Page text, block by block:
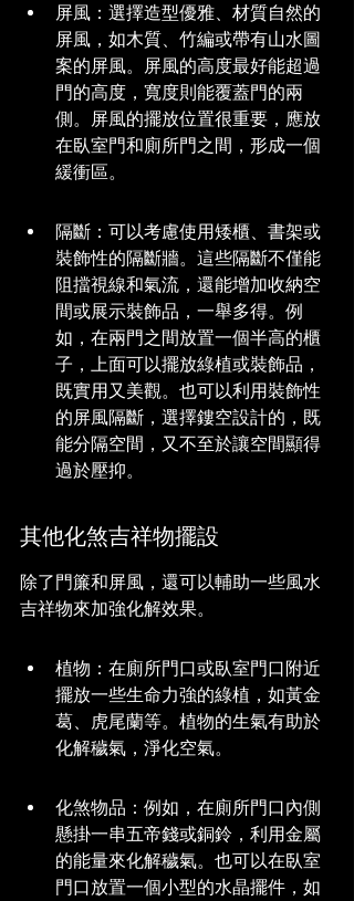
屏風：選擇造型優雅、材質自然的
屏風，如木質、竹編或帶有山水圖
案的屏風。屏風的高度最好能超過
門的高度，寬度則能覆蓋門的兩
側。屏風的擺放位置很重要，應放
在臥室門和廁所門之間，形成一個
緩衝區。
隔斷：可以考慮使用矮櫃、書架或
裝飾性的隔斷牆。這些隔斷不僅能
阻擋視線和氣流，還能增加收納空
間或展示裝飾品，一舉多得。例
如，在兩門之間放置一個半高的櫃
子，上面可以擺放綠植或裝飾品，
既實用又美觀。也可以利用裝飾性
的屏風隔斷，選擇鏤空設計的，既
能分隔空間，又不至於讓空間顯得
過於壓抑。
其他化煞吉祥物擺設
除了門簾和屏風，還可以輔助一些風水
吉祥物來加強化解效果。
植物：在廁所門口或臥室門口附近
擺放一些生命力強的綠植，如黃金
葛、虎尾蘭等。植物的生氣有助於
化解穢氣，淨化空氣。
化煞物品：例如，在廁所門口內側
懸掛一串五帝錢或銅鈴，利用金屬
的能量來化解穢氣。也可以在臥室
門口放置一個小型的水晶擺件，如